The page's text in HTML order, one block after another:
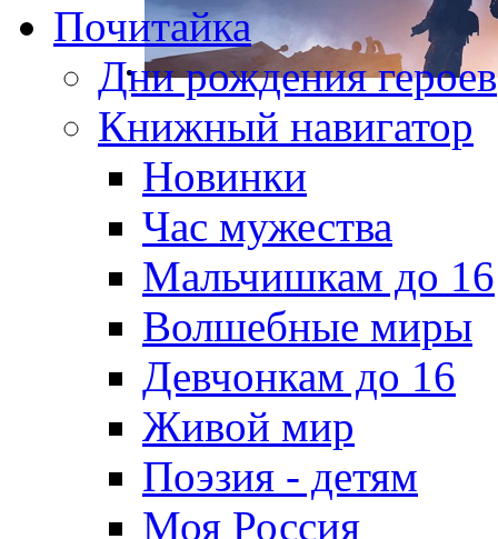
Почитайка
Дни рождения героев
Книжный навигатор
Новинки
Час мужества
Мальчишкам до 16
Волшебные миры
Девчонкам до 16
Живой мир
Поэзия - детям
Моя Россия